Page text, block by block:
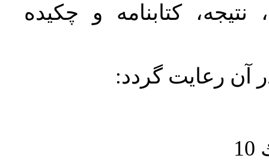
کتابنامه و چکیده
آن رعايت گردد: